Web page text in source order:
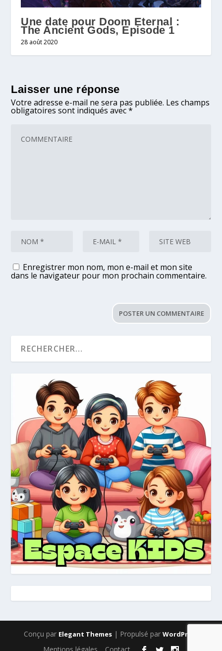
Une date pour Doom Eternal :
The Ancient Gods, Episode 1
28 août 2020
Laisser une réponse
Votre adresse e-mail ne sera pas publiée. Les champs
obligatoires sont indiqués avec*
Enregistrer mon nom, mon e-mail et mon site
dans le navigateur pour mon prochain commentaire.
Conçu par Elegant Themes| Propulsé par WordPress